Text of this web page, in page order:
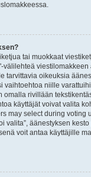
tai muokkaat
välilehteä
tarvittavia oikeuksia
vaihtoehtoa niille
omalla rivillään
käyttäjät voivat valita
may select during voting
valita”, äänestyksen
voit antaa käyttäjille